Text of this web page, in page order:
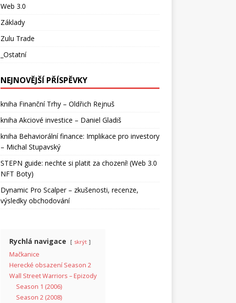
Web 3.0
Základy
Zulu Trade
_Ostatní
NEJNOVĚJŠÍ PŘÍSPĚVKY
kniha Finanční Trhy – Oldřich Rejnuš
kniha Akciové investice – Daniel Gladiš
kniha Behaviorální finance: Implikace pro investory
– Michal Stupavský
STEPN guide: nechte si platit za chození! (Web 3.0
NFT Boty)
Dynamic Pro Scalper – zkušenosti, recenze,
výsledky obchodování
Rychlá navigace skrýt
Mačkanice
Herecké obsazení Season 2
Wall Street Warriors – Epizody
Season 1 (2006)
Season 2 (2008)